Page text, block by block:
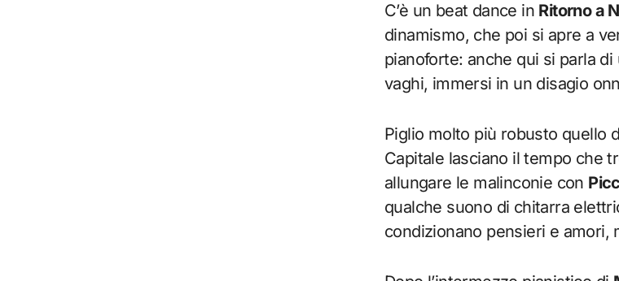
C’è un beat dance in Ritorno a
dinamismo, che poi si apre a
pianoforte: anche qui si parla
vaghi, immersi in un disagio
Piglio molto più robusto quello
Capitale lasciano il tempo che
allungare le malinconie con
qualche suono di chitarra
condizionano pensieri e amori,